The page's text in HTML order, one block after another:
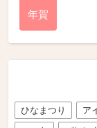
年賀
ひなまつり ア